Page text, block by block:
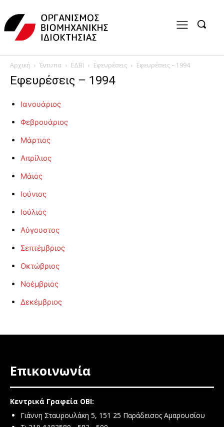
Αρχική Έντυπα ΕΔΒΙ Εφευρέσεις Εφευρέσεις – 1994
Εφευρέσεις – 1994
Ιανουάριος
Φεβρουάριος
Μάρτιος
Απρίλιος
Μάιος
Ιούνιος
Ιούλιος
Αύγουστος
Σεπτέμβριος
Οκτώβριος
Νοέμβριος
Δεκέμβριος
Επικοινωνία
Κεντρικά Γραφεία ΟΒΙ:
Γιάννη Σταυρουλάκη 5, 151 25 Παράδεισος Αμαρουσίου